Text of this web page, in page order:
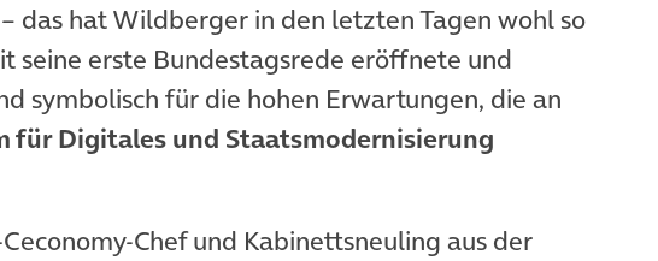
das hat Wildberger in den letzten Tagen wohl so
seine erste Bundestagsrede eröffnete und
symbolisch für die hohen Erwartungen, die an
für Digitales und Staatsmodernisierung
Chef und Kabinettsneuling aus der